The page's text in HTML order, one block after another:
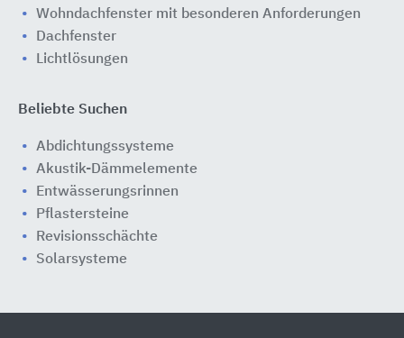
Wohndachfenster mit besonderen Anforderungen
Dachfenster
Lichtlösungen
Beliebte Suchen
Abdichtungssysteme
Akustik-Dämmelemente
Entwässerungsrinnen
Pflastersteine
Revisionsschächte
Solarsysteme